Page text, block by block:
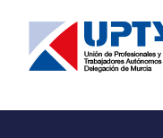
contenido